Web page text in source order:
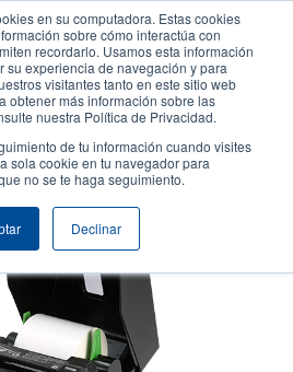
en su computadora. Estas cookies
sobre cómo interactúa con
recordarlo. Usamos esta información
su experiencia de navegación y para
visitantes tanto en este sitio web
obtener más información sobre las
nuestra Política de Privacidad.
de tu información cuando visites
sola cookie en tu navegador para
no se te haga seguimiento.
Declinar
User
account
menu
User
Selector de productos